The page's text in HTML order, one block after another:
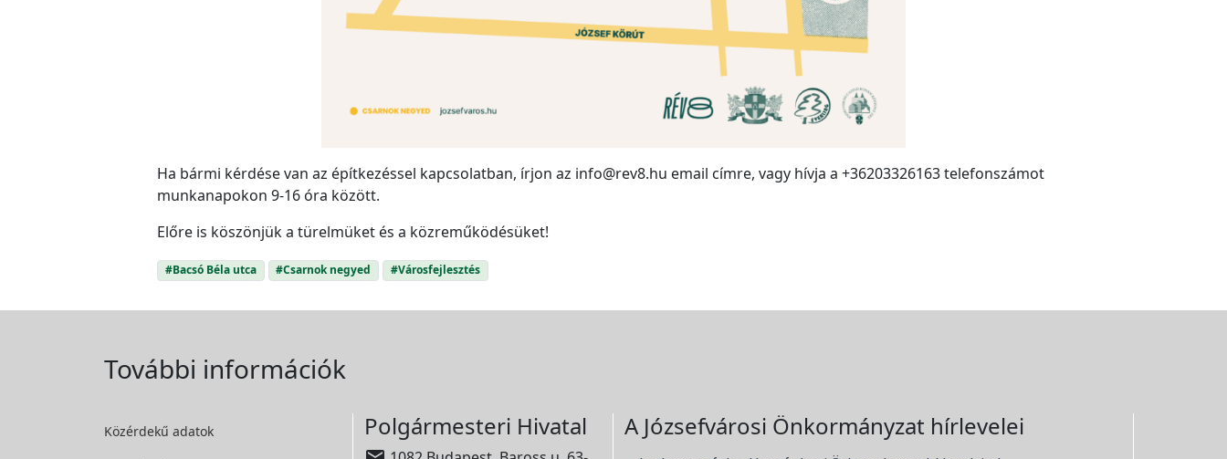
Ha bármi kérdése van az építkezéssel kapcsolatban, írjon az info@rev8.hu email címre, vagy hívja a +36203326163 telefonszámot
munkanapokon 9-16 óra között.
Előre is köszönjük a türelmüket és a közreműködésüket!
#Bacsó Béla utca #Csarnok negyed #Városfejlesztés
További információk
Közérdekű adatok Polgármesteri Hivatal A Józsefvárosi Önkormányzat hírlevelei